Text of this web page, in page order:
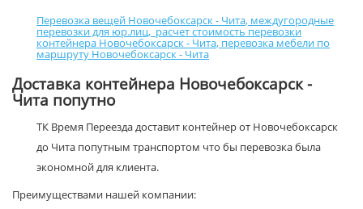
Перевозка вещей Новочебоксарск - Чита, междугородные
перевозки для юр.лиц, расчет стоимость перевозки
контейнера Новочебоксарск - Чита, перевозка мебели по
маршруту Новочебоксарск - Чита
Доставка контейнера Новочебоксарск -
Чита попутно
ТК Время Переезда доставит контейнер от Новочебоксарск
до Чита попутным транспортом что бы перевозка была
экономной для клиента.
Преимуществами нашей компании: